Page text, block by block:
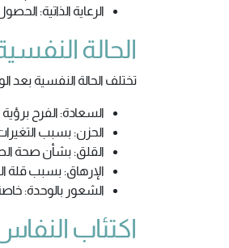
الرعاية الذاتية:
الحالة
تختلف الحالة النفسية بعد
السعادة: الفرح برؤية
الحزن: بسبب
القلق: بشأن صحة
الإرهاق: بسبب قلة
الشعور بالوحدة:
اكتئاب